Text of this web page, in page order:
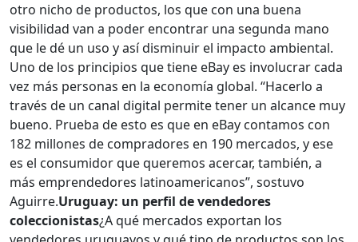
otro nicho de productos, los que con una buena
visibilidad van a poder encontrar una segunda mano
que le dé un uso y así disminuir el impacto ambiental.
Uno de los principios que tiene eBay es involucrar cada
vez más personas en la economía global. “Hacerlo a
través de un canal digital permite tener un alcance muy
bueno. Prueba de esto es que en eBay contamos con
182 millones de compradores en 190 mercados, y ese
es el consumidor que queremos acercar, también, a
más emprendedores latinoamericanos”, sostuvo
Aguirre.Uruguay: un perfil de vendedores
coleccionistas¿A qué mercados exportan los